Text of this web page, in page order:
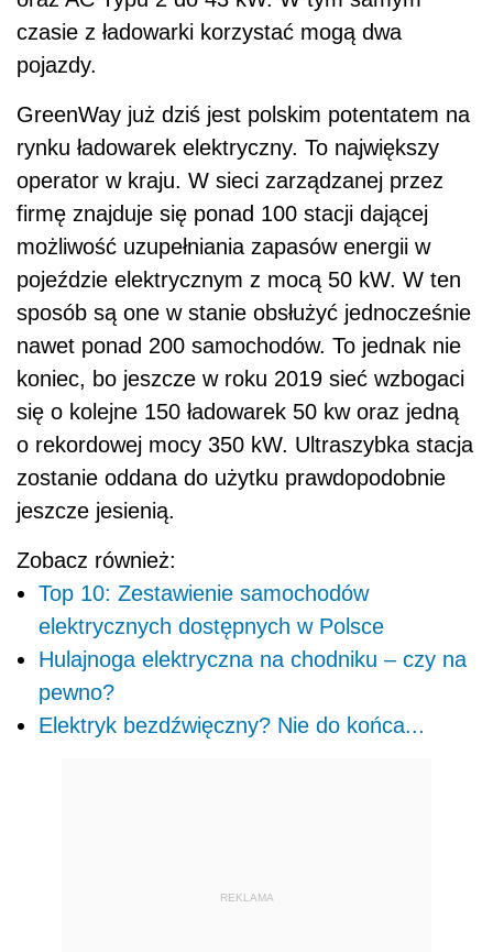
nawet ponad 200 samochodów. To jednak nie
koniec, bo jeszcze w roku 2019 sieć wzbogaci
się o kolejne 150 ładowarek 50 kw oraz jedną
o rekordowej mocy 350 kW. Ultraszybka stacja
zostanie oddana do użytku prawdopodobnie
jeszcze jesienią.
Zobacz również:
Top 10: Zestawienie samochodów
elektrycznych dostępnych w Polsce
Hulajnoga elektryczna na chodniku – czy na
pewno?
Elektryk bezdźwięczny? Nie do końca...
REKLAMA